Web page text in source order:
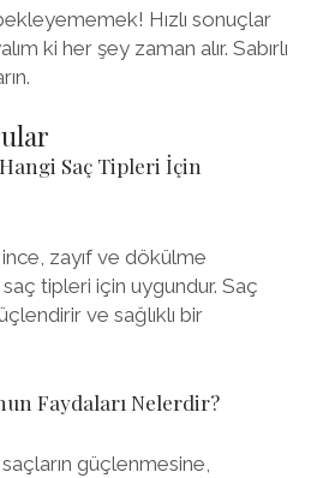
Hızlı sonuçlar
ki her şey zaman alır. Sabırlı
Saç Tipleri İçin
zayıf ve dökülme
tipleri için uygundur. Saç
ve sağlıklı bir
Faydaları Nelerdir?
güçlenmesine,